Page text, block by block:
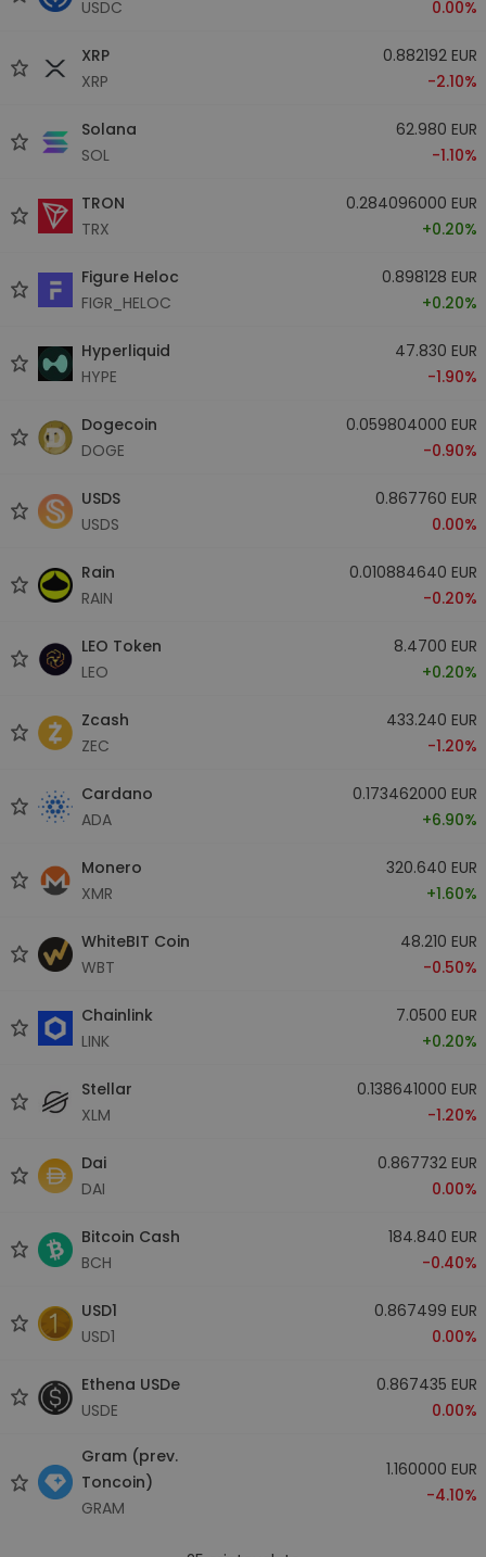
USDC
0.00%
XRP
XRP
0.882192 EUR
-2.10%
Solana
SOL
62.980 EUR
-1.10%
TRON
TRX
0.284096000 EUR
+0.20%
Figure Heloc
FIGR_HELOC
0.898128 EUR
+0.20%
Hyperliquid
HYPE
47.830 EUR
-1.90%
Dogecoin
DOGE
0.059804000 EUR
-0.90%
USDS
USDS
0.867760 EUR
0.00%
Rain
RAIN
0.010884640 EUR
-0.20%
LEO Token
LEO
8.4700 EUR
+0.20%
Zcash
ZEC
433.240 EUR
-1.20%
Cardano
ADA
0.173462000 EUR
+6.90%
Monero
XMR
320.640 EUR
+1.60%
WhiteBIT Coin
WBT
48.210 EUR
-0.50%
Chainlink
LINK
7.0500 EUR
+0.20%
Stellar
XLM
0.138641000 EUR
-1.20%
Dai
DAI
0.867732 EUR
0.00%
Bitcoin Cash
BCH
184.840 EUR
-0.40%
USD1
USD1
0.867499 EUR
0.00%
Ethena USDe
USDE
0.867435 EUR
0.00%
Gram (prev.
Toncoin)
GRAM
1.160000 EUR
-4.10%